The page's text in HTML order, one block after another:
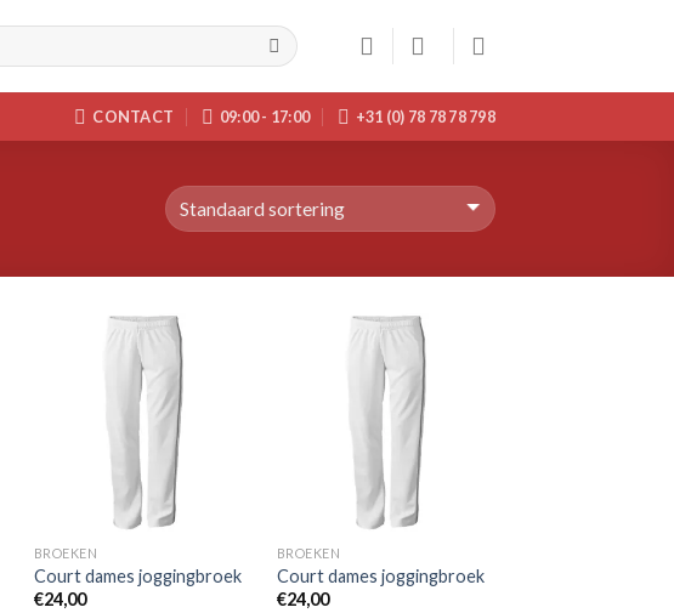
CONTACT 09:00 - 17:00 +31 (0) 78 78 78 798
Toevoegen
wenslijst
BROEKEN
Court dames joggingbroek
€24,00
wenslijst
BROEKEN
Court dames joggingbroek
€24,00